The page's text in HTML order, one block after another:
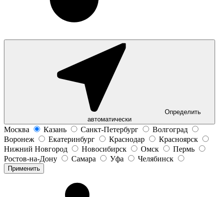
Определить
автоматически
Москва Казань Санкт-Петербург
Волгоград
Воронеж
Екатеринбург Краснодар
Красноярск
Нижний Новгород
Новосибирск Омск
Пермь
Ростов-на-Дону
Самара Уфа Челябинск
Применить